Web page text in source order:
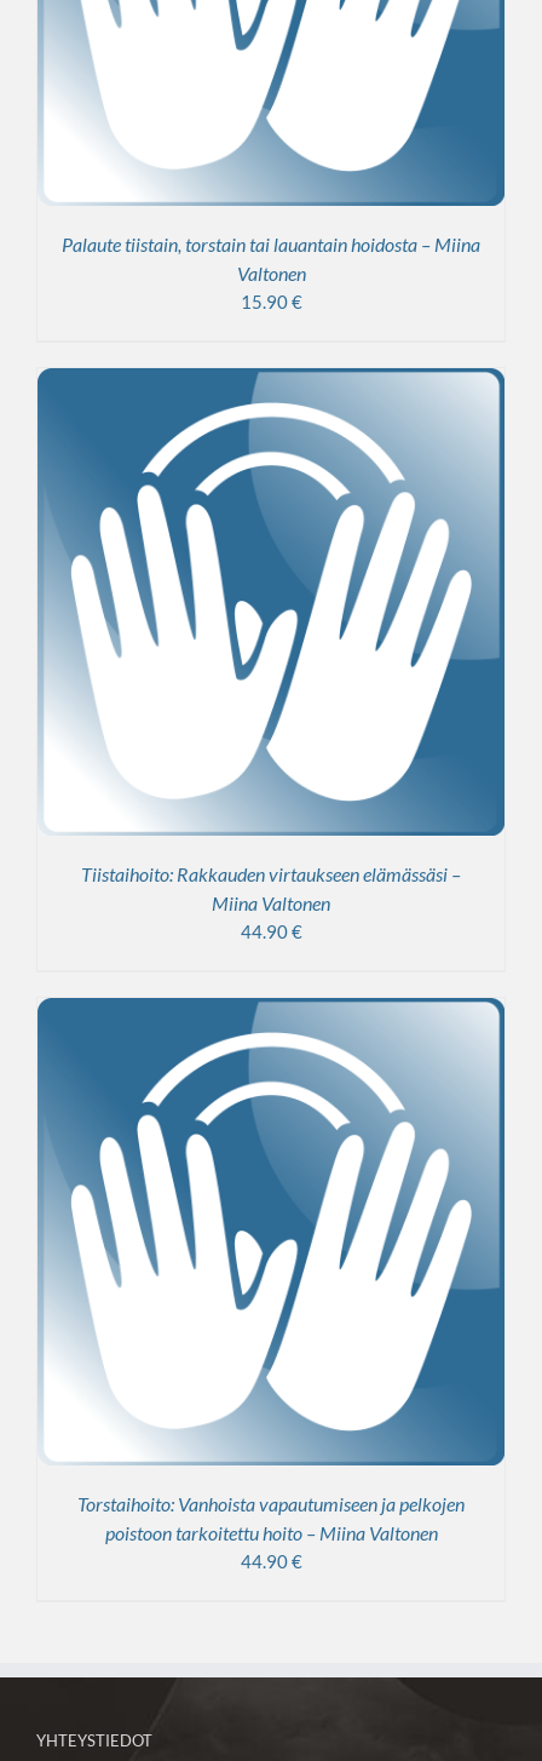
Palaute tiistain, torstain tai lauantain hoidosta – Miina
Valtonen
15.90€
Tiistaihoito: Rakkauden virtaukseen elämässäsi –
Miina Valtonen
44.90€
Torstaihoito: Vanhoista vapautumiseen ja pelkojen
poistoon tarkoitettu hoito – Miina Valtonen
44.90€
YHTEYSTIEDOT